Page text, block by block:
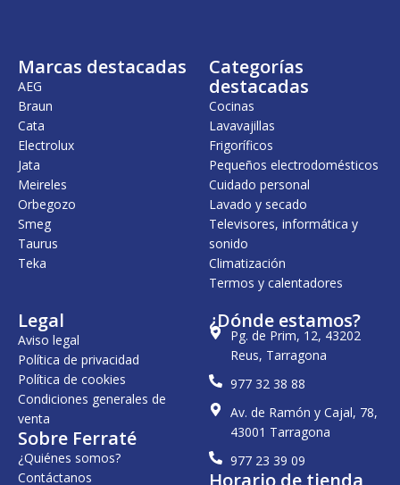
Marcas destacadas
AEG
Braun
Cata
Electrolux
Jata
Meireles
Orbegozo
Smeg
Taurus
Teka
Categorías
destacadas
Cocinas
Lavavajillas
Frigoríficos
Pequeños electrodomésticos
Cuidado personal
Lavado y secado
Televisores, informática y
sonido
Climatización
Termos y calentadores
Legal
Aviso legal
Política de privacidad
Política de cookies
Condiciones generales de
venta
Sobre Ferraté
¿Quiénes somos?
Contáctanos
¿Dónde estamos?
Pg. de Prim, 12, 43202
Reus, Tarragona
977 32 38 88
Av. de Ramón y Cajal, 78,
43001 Tarragona
977 23 39 09
Horario de tienda